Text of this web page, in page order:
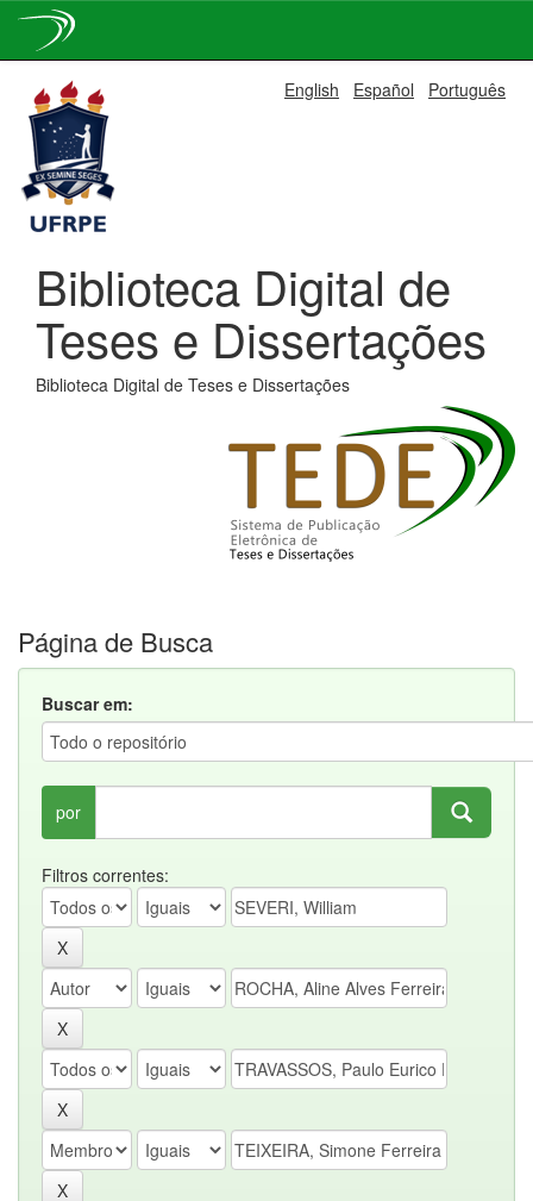
navigation
English Español Português
Biblioteca Digital de
Teses e Dissertações
Biblioteca Digital de Teses e Dissertações
Página de Busca
Buscar em:
por
Filtros correntes: